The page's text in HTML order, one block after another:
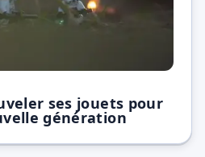
ses jouets pour
génération